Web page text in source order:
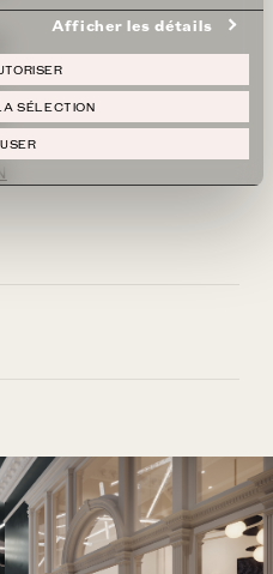
Afficher les détails
SÉLECTION